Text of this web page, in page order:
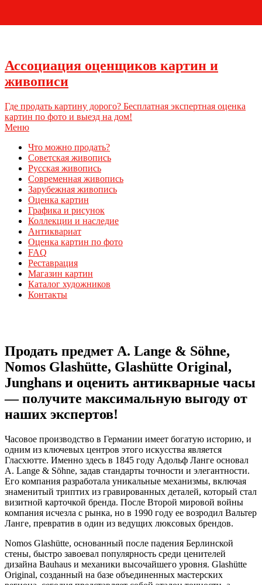
Ассоциация оценщиков картин и
живописи
Где продать картину дорого? Бесплатная экспертная оценка
картин по фото и выезд на дом!
Меню
Что можно продать?
Советская живопись
Русская живопись
Современная живопись
Зарубежная живопись
Оценка картин
Графика и рисунок
Коллекции и наследие
Антиквариат
Оценка картин по фото
FAQ
Реставрация
Магазин картин
Каталог художников
Контакты
Продать предмет A. Lange & Söhne,
Nomos Glashütte, Glashütte Original,
Junghans и оценить антикварные часы
— получите максимальную выгоду от
наших экспертов!
Часовое производство в Германии имеет богатую историю, и
одним из ключевых центров этого искусства является
Гласхютте. Именно здесь в 1845 году Адольф Ланге основал
A. Lange & Söhne, задав стандарты точности и элегантности.
Его компания разработала уникальные механизмы, включая
знаменитый триптих из гравированных деталей, который стал
визитной карточкой бренда. После Второй мировой войны
компания исчезла с рынка, но в 1990 году ее возродил Вальтер
Ланге, превратив в один из ведущих люксовых брендов.
Nomos Glashütte, основанный после падения Берлинской
стены, быстро завоевал популярность среди ценителей
дизайна Bauhaus и механики высочайшего уровня. Glashütte
Original, созданный на базе объединенных мастерских